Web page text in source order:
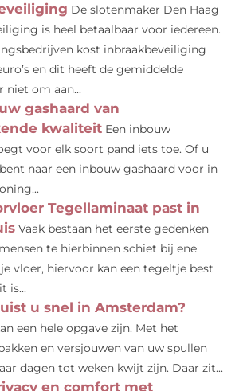
De slotenmaker Den Haag
is heel betaalbaar voor iedereen.
kost inbraakbeveiliging
en dit heeft de gemiddelde
niet om aan...
gashaard van
kwaliteit Een inbouw
voor elk soort pand iets toe. Of u
naar een inbouw gashaard voor in
Tegellaminaat past in
Vaak bestaan het eerste gedenken
te hierbinnen schiet bij ene
vloer, hiervoor kan een tegeltje best
is...
u snel in Amsterdam?
een hele opgave zijn. Met het
en versjouwen van uw spullen
dagen tot weken kwijt zijn. Daar zit...
en comfort met